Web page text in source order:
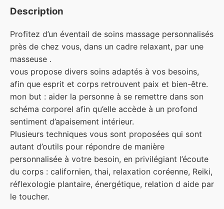
Description
Profitez d’un éventail de soins massage personnalisés
près de chez vous, dans un cadre relaxant, par une
masseuse .
vous propose divers soins adaptés à vos besoins,
afin que esprit et corps retrouvent paix et bien-être.
mon but : aider la personne à se remettre dans son
schéma corporel afin qu’elle accède à un profond
sentiment d’apaisement intérieur.
Plusieurs techniques vous sont proposées qui sont
autant d’outils pour répondre de manière
personnalisée à votre besoin, en privilégiant l’écoute
du corps : californien, thai, relaxation coréenne, Reiki,
réflexologie plantaire, énergétique, relation d aide par
le toucher.